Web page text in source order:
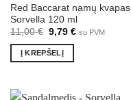
Red Baccarat namų kvapas
Sorvella 120 ml
11,00€ Original
was:
11,00 €.
9,79 €Current
su PVM
Į KREPŠELĮ